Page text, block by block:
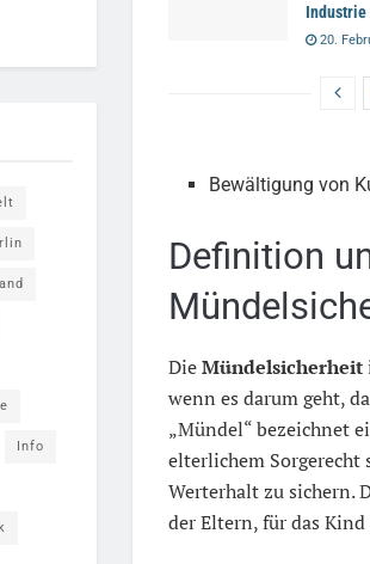
Industrie
20.
Bewältigung von
Definition
DieMündelsicherheit
wenn es darum geht,
„Mündel“ bezeichnet
elterlichem Sorgerecht
Werterhalt zu sichern.
der Eltern, für das Kind
Info